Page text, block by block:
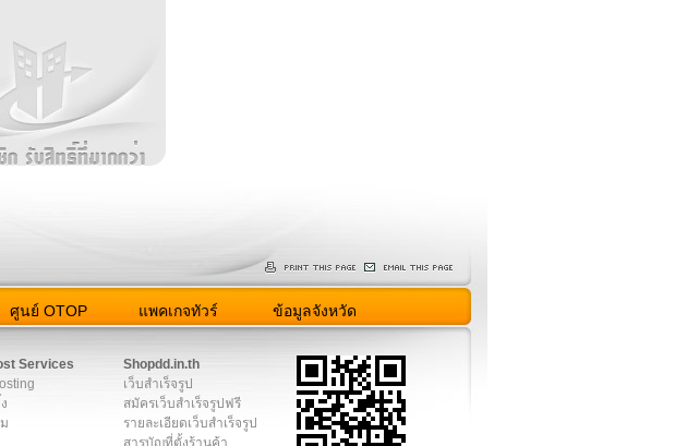
ศูนย์ OTOP แพคเกจทัวร์ ข้อมูลจังหวัด
Services
Shopdd.in.th
เว็บสำเร็จรูป
สมัครเว็บสำเร็จรูปฟรี
รายละเอียดเว็บสำเร็จรูป
สารบัญที่ตั้งร้านค้า